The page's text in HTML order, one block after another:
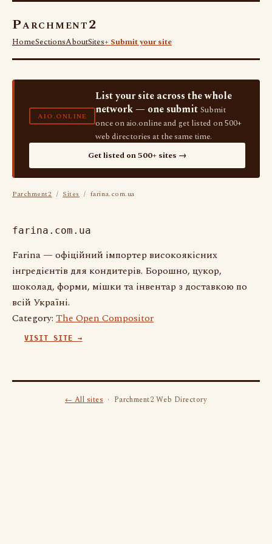
Parchment2
HomeSectionsAboutSites+ Submit your site
AIO.ONLINE
List your site across the whole
network — one submit Submit
once on aio.online and get listed on 500+
web directories at the same time.
Get listed on 500+ sites →
Parchment2 / Sites / farina.com.ua
farina.com.ua
Farina — офіційний імпортер високоякісних
інгредієнтів для кондитерів. Борошно, цукор,
шоколад, форми, мішки та інвентар з доставкою по
всій Україні.
Category: The Open Compositor
VISIT SITE →
← All sites· Parchment2 Web Directory